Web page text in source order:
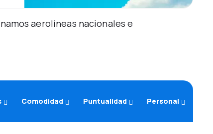
aerolíneas nacionales e
Comodidad Puntualidad Personal